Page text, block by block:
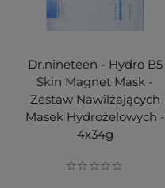
Dr.nineteen - Hydro B5
Skin Magnet Mask -
Zestaw Nawilżających
Masek Hydrożelowych -
4x34g